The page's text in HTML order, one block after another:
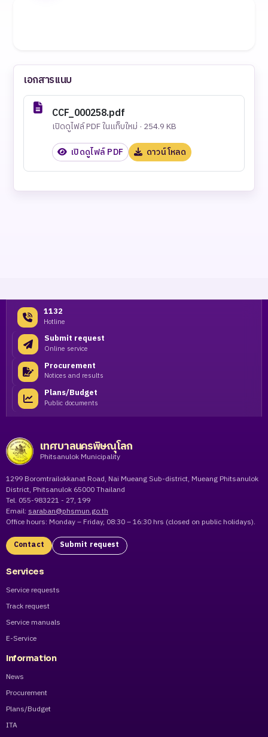
เอกสารแนบ
CCF_000258.pdf
เปิดดูไฟล์ PDF ในแท็บใหม่ · 254.9 KB
เปิดดูไฟล์ PDF ดาวน์โหลด
1132
Hotline
Submit request
Online service
Procurement
Notices and results
Plans/Budget
Public documents
เทศบาลนครพิษณุโลก
Phitsanulok Municipality
1299 Boromtrailokkanat Road, Nai Mueang Sub-district, Mueang Phitsanulok
District, Phitsanulok 65000 Thailand
Tel. 055-983221 - 27, 199
Email: saraban@phsmun.go.th
Office hours: Monday – Friday, 08:30 – 16:30 hrs (closed on public holidays).
Contact Submit request
Services
Service requests
Track request
Service manuals
E-Service
Information
News
Procurement
Plans/Budget
ITA